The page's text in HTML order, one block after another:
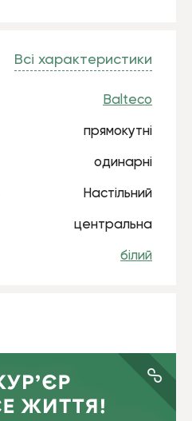
Всі характеристики
Balteco
прямокутні
одинарні
Настільний
центральна
білий